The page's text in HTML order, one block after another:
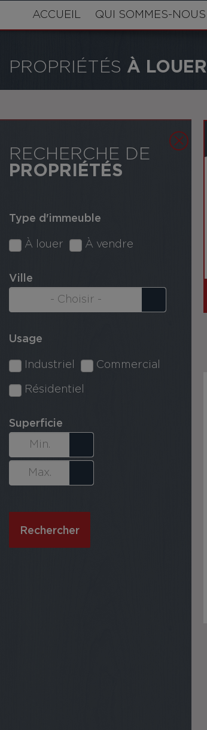
ACCUEIL QUI SOMMES-NOUS
PROPRIÉTÉS À LOUER
RECHERCHE DE
PROPRIÉTÉS
Type d'immeuble
À louer À vendre
Ville
Usage
Industriel Commercial
Résidentiel
Superficie
Rechercher